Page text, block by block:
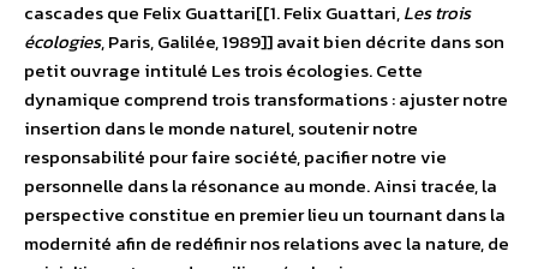
cascades que Felix Guattari[[1. Felix Guattari,Les trois
écologies, Paris, Galilée, 1989]] avait bien décrite dans son
petit ouvrage intitulé Les trois écologies. Cette
dynamique comprend trois transformations : ajuster notre
insertion dans le monde naturel, soutenir notre
responsabilité pour faire société, pacifier notre vie
personnelle dans la résonance au monde. Ainsi tracée, la
perspective constitue en premier lieu un tournant dans la
modernité afin de redéfinir nos relations avec la nature, de